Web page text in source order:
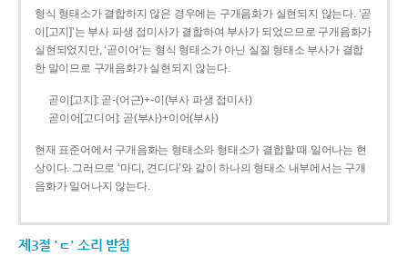
형식 형태소가 결합하지 않은 경우에는 구개음화가 실현되지 않는다. ‘곧
이[고지]’는 부사 파생 접미사가 결합하여 부사가 되었으므로 구개음화가
실현되었지만, ‘곧이어’는 형식 형태소가 아닌 실질 형태소 부사가 결합
한 말이므로 구개음화가 실현되지 않는다.
곧이[고지]: 곧-­(어근)+­-이(부사 파생 접미사)
곧이어[고디어]: 곧(부사)+이어(부사)
현재 표준어에서 구개음화는 형태소와 형태소가 결합할 때 일어나는 현
상이다. 그러므로 ‘마디, 견디다’와 같이 하나의 형태소 내부에서는 구개
음화가 일어나지 않는다.
제3절 'ㄷ' 소리 받침